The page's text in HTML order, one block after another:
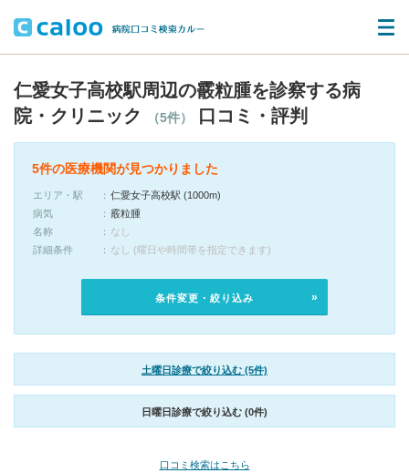
仁愛女子高校駅周辺の霰粒腫を診察する病
院・クリニック
（5件） 口コミ・評判
5件の医療機関が見つかりました
エリア・駅
仁愛女子高校駅 (1000m)
病気
霰粒腫
名称
なし
詳細条件
なし (曜日や時間帯を指定できます)
条件変更・絞り込み
土曜日診療で絞り込む (5件)
日曜日診療で絞り込む (0件)
口コミ検索はこちら